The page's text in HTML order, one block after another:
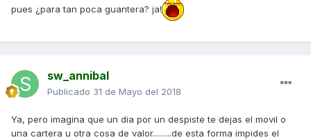
pues ¿para tan poca guantera? ja!
sw_annibal
Publicado 31 de Mayo del 2018
Ya, pero imagina que un dia por un despiste te dejas el movil o
una cartera u otra cosa de valor.........de esta forma impides el